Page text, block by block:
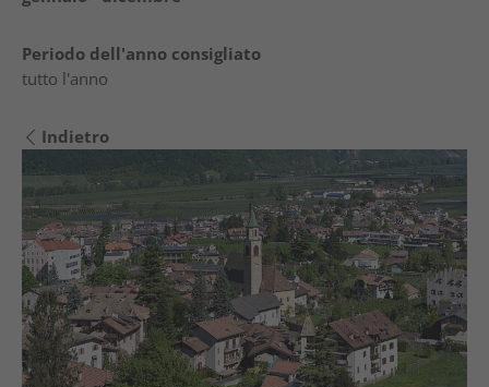
Periodo dell'anno consigliato
tutto l'anno
Indietro